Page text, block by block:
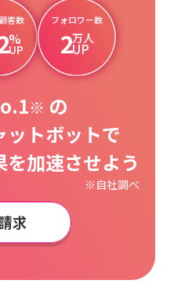
客数
%
UP
フォロワー数
2万人
UP
※ の
トボットで
加速させよう
※自社調べ
求